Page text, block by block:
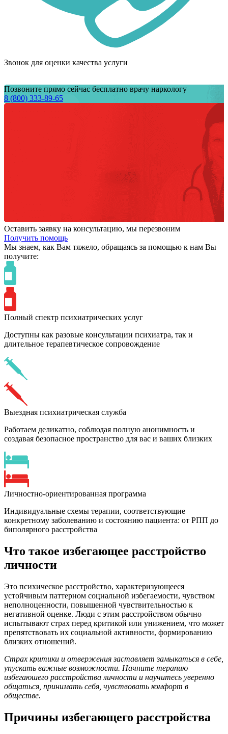
Звонок для оценки качества услуги
Позвоните прямо сейчас бесплатно врачу наркологу
8 (800) 333-89-65
Оставить заявку на консультацию, мы перезвоним
Получить помощь
Мы знаем, как Вам тяжело, обращаясь за помощью к нам Вы
получите:
Полный спектр психиатрических услуг
Доступны как разовые консультации психиатра, так и
длительное терапевтическое сопровождение
Выездная психиатрическая служба
Работаем деликатно, соблюдая полную анонимность и
создавая безопасное пространство для вас и ваших близких
Личностно-ориентированная программа
Индивидуальные схемы терапии, соответствующие
конкретному заболеванию и состоянию пациента: от РПП до
биполярного расстройства
Что такое избегающее расстройство
личности
Это психическое расстройство, характеризующееся
устойчивым паттерном социальной избегаемости, чувством
неполноценности, повышенной чувствительностью к
негативной оценке. Люди с этим расстройством обычно
испытывают страх перед критикой или унижением, что может
препятствовать их социальной активности, формированию
близких отношений.
Страх критики и отвержения заставляет замыкаться в себе,
упускать важные возможности. Начните терапию
избегаюшего расстройства личности и научитесь уверенно
общаться, принимать себя, чувствовать комфорт в
обществе.
Причины избегающего расстройства